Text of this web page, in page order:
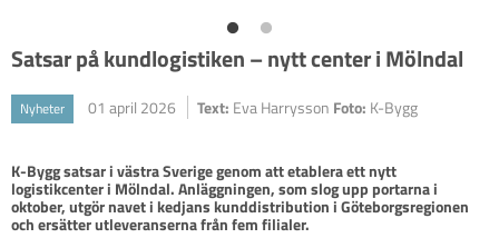
Satsar på kundlogistiken – nytt center i Mölndal
Nyheter 01 april 2026 Text: Eva Harrysson Foto: K-Bygg
K-Bygg satsar i västra Sverige genom att etablera ett nytt
logistikcenter i Mölndal. Anläggningen, som slog upp portarna i
oktober, utgör navet i kedjans kunddistribution i Göteborgsregionen
och ersätter utleveranserna från fem filialer.